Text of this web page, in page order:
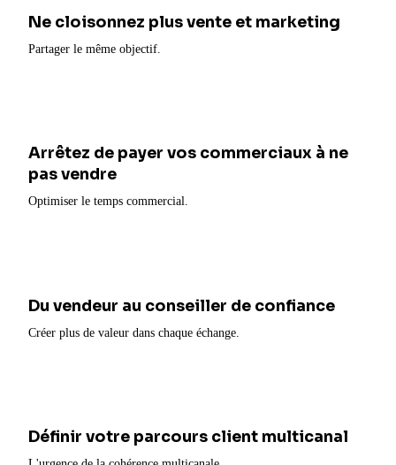
Ne cloisonnez plus vente et marketing
Partager le même objectif.
Arrêtez de payer vos commerciaux à ne
pas vendre
Optimiser le temps commercial.
Du vendeur au conseiller de confiance
Créer plus de valeur dans chaque échange.
Définir votre parcours client multicanal